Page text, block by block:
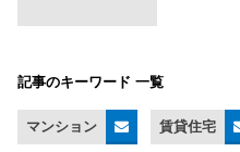
記事のキーワード 一覧
マンション 賃貸住宅